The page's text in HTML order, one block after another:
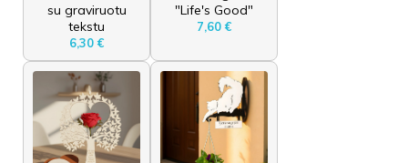
su graviruotu
tekstu
6,30 €
"Life's Good"
7,60 €